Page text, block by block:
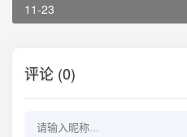
11-23
评论 (0)